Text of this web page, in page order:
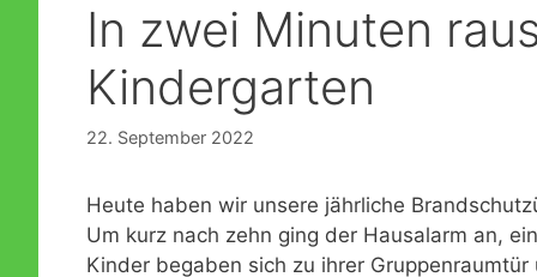
Formulare
Öffentlichkeitsarbeit
Konzeption der KiTa
Notfallplan für personelle Engpässe
Dreistufiges Bildungskonzept
Brandschutzmaßnahmen
Lesemaus trifft Leseratte
In zwei Minuten
Kindergarten
22. September 2022
Heute haben wir unsere jährliche
Um kurz nach zehn ging der Hausalarm an,
Kinder begaben sich zu ihrer